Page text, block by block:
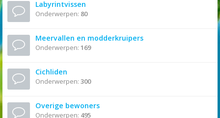
Labyrintvissen
Onderwerpen: 80
Meervallen en modderkruipers
Onderwerpen: 169
Cichliden
Onderwerpen: 300
Overige bewoners
Onderwerpen: 495